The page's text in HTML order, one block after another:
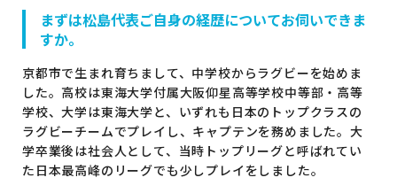
まずは松島代表ご自身の経歴についてお伺いできま
すか。
京都市で生まれ育ちまして、中学校からラグビーを始めま
した。高校は東海大学付属大阪仰星高等学校中等部・高等
学校、大学は東海大学と、いずれも日本のトップクラスの
ラグビーチームでプレイし、キャプテンを務めました。大
学卒業後は社会人として、当時トップリーグと呼ばれてい
た日本最高峰のリーグでも少しプレイをしました。